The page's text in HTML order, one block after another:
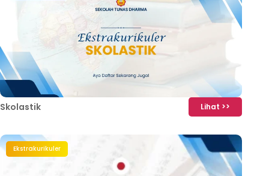
Skolastik Lihat >>
Ekstrakurikuler